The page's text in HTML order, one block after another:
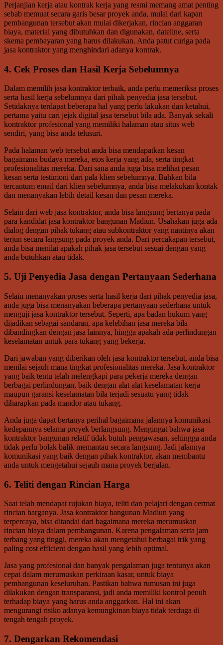
Perjanjian kerja atau kontrak kerja yang resmi memang amat penting
sebab memuat secara garis besar proyek anda, mulai dari kapan
pembangunan tersebut akan mulai dikerjakan, rincian anggaran
biaya, material yang dibutuhkan dan digunakan, dateline, serta
skema pembayaran yang harus dilakukan. Anda patut curiga pada
jasa kontraktor yang menghindari adanya kontrak.
4. Cek Proses dan Hasil Kerja Sebelumnya
Dalam memilih jasa kontraktor terbaik, anda perlu memeriksa proses
serta hasil kerja sebelumnya dari pihak penyedia jasa tersebut.
Setidaknya terdapat beberapa hal yang perlu lakukan dan ketahui,
pertama yaitu cari jejak digital jasa tersebut bila ada. Banyak sekali
kontraktor profesional yang memiliki halaman atau situs web
sendiri, yang bisa anda telusuri.
Pada halaman web tersebut anda bisa mendapatkan kesan
bagaimana budaya mereka, etos kerja yang ada, serta tingkat
profesionalitas mereka. Dari sana anda juga bisa melihat pesan
kesan serta testimoni dari pala klien sebelumnya. Bahkan bila
tercantum email dari klien sebelumnya, anda bisa melakukan kontak
dan menanyakan lebih detail kesan dan pesan mereka.
Selain dari web jasa kontraktor, anda bisa langsung bertanya pada
para kandidat jasa kontraktor bangunan Madiun. Usahakan juga ada
dialog dengan pihak tukang atau subkontraktor yang nantinya akan
terjun secara langsung pada proyek anda. Dari percakapan tersebut,
anda bisa menilai apakah pihak jasa tersebut sesuai dengan yang
anda butuhkan atau tidak.
5. Uji Penyedia Jasa dengan Pertanyaan Sederhana
Selain menanyakan proses serta hasil kerja dari pihak penyedia jasa,
anda juga bisa menanyakan beberapa pertanyaan sederhana untuk
menguji jasa kontraktor tersebut. Seperti, apa badan hukum yang
dijadikan sebagai sandaran, apa kelebihan jasa mereka bila
dibandingkan dengan jasa lainnya, hingga apakah ada perlindungan
keselamatan untuk para tukang yang bekerja.
Dari jawaban yang diberikan oleh jasa kontraktor tersebut, anda bisa
menilai sejauh mana tingkat profesionalitas mereka. Jasa kontraktor
yang baik tentu telah melengkapi para pekerja mereka dengan
berbagai perlindungan, baik dengan alat alat keselamatan kerja
maupun garansi keselamatan bila terjadi sesuatu yang tidak
diharapkan pada mandor atau tukang.
Anda juga dapat bertanya perihal bagaimana jalannya komunikasi
kedepannya selama proyek berlangsung. Mengingat bahwa jasa
kontraktor bangunan relatif tidak butuh pengawasan, sehingga anda
tidak perlu bolak balik memantau secara langsung. Jadi jalannya
komunikasi yang baik dengan pihak kontraktor, akan membantu
anda untuk mengetahui sejauh mana proyek berjalan.
6. Teliti dengan Rincian Harga
Saat telah mendapat rujukan biaya, teliti dan pelajari dengan cermat
rincian harganya. Jasa kontraktor bangunan Madiun yang
terpercaya, bisa ditandai dari bagaimana mereka merumuskan
rincian biaya dalam pembangunan. Karena pengalaman serta jam
terbang yang tinggi, mereka akan mengetahui berbagai trik yang
paling cost efficient dengan hasil yang lebih optimal.
Jasa yang profesional dan banyak pengalaman juga tentunya akan
cepat dalam merumuskan perkiraan kasar, untuk biaya
pembangunan keseluruhan. Pastikan bahwa rumusan ini juga
dilakukan dengan transparansi, jadi anda memiliki kontrol penuh
terhadap biaya yang harus anda anggarkan. Hal ini akan
mengurangi risiko adanya kemungkinan biaya tidak terduga di
tengah tengah proyek.
7. Dengarkan Rekomendasi